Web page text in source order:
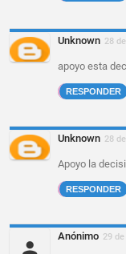
Unknown 28
apoyo esta
RESPONDER
Unknown 28
Apoyo la
RESPONDER
Anónimo 29